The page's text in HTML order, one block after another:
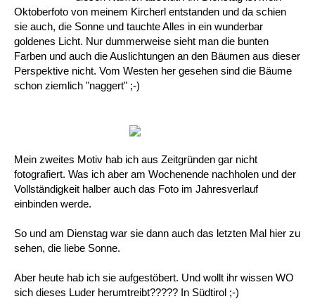
Oktoberfoto von meinem Kircherl entstanden und da schien
sie auch, die Sonne und tauchte Alles in ein wunderbar
goldenes Licht. Nur dummerweise sieht man die bunten
Farben und auch die Auslichtungen an den Bäumen aus dieser
Perspektive nicht. Vom Westen her gesehen sind die Bäume
schon ziemlich "naggert" ;-)
Mein zweites Motiv hab ich aus Zeitgründen gar nicht
fotografiert. Was ich aber am Wochenende nachholen und der
Vollständigkeit halber auch das Foto im Jahresverlauf
einbinden werde.
So und am Dienstag war sie dann auch das letzten Mal hier zu
sehen, die liebe Sonne.
Aber heute hab ich sie aufgestöbert. Und wollt ihr wissen WO
sich dieses Luder herumtreibt????? In Südtirol ;-)